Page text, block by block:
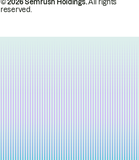
© 2026 Semrush Holdings.All rights
reserved.